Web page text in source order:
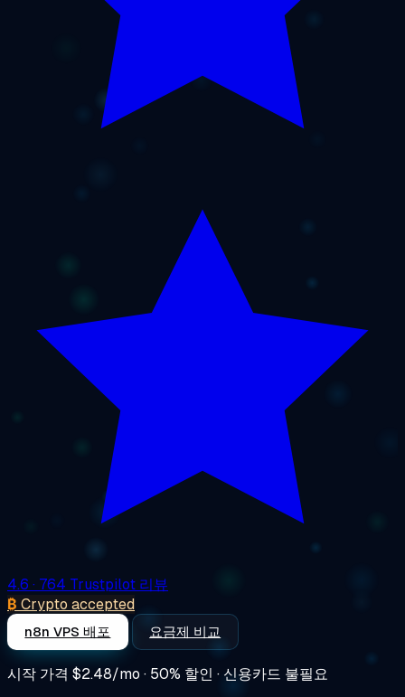
4.6 · 764 Trustpilot 리뷰
₿ Crypto accepted
n8n VPS 배포 요금제 비교
시작 가격 $2.48/mo · 50% 할인 · 신용카드 불필요